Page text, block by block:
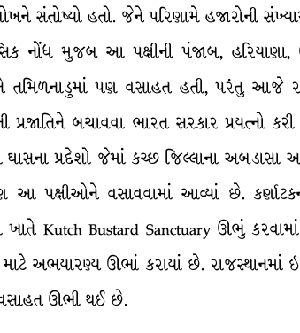
સંતોષ્યો હતો. જેને પરિણામે હજારોની
નોંધ મુજબ આ પક્ષીની પંજાબ, હરિયાણા,
તમિળનાડુમાં પણ વસાહત હતી, પરંતુ આજે
બચાવવા ભારત સરકાર પ્રયત્નો
પ્રદેશો જેમાં કચ્છ જિલ્લાના અબડાસા
આ પક્ષીઓને વસાવવામાં આવ્યાં છે.
Kutch Bustard Sanctuary ઊભું
અભયારણ્ય ઊભાં કરાયાં છે. રાજસ્થાનમાં
વસાહત ઊભી થઈ છે.